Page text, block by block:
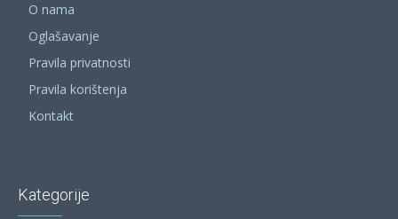
O nama
Oglašavanje
Pravila privatnosti
Pravila korištenja
Kontakt
Kategorije